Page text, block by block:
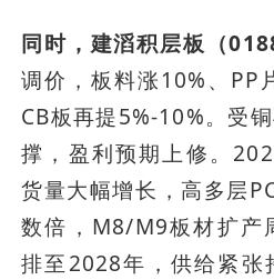
同时，建滔积层板（
调价，板料涨10%、PP
CB板再提5%-10%。受
撑，盈利预期上修。
货量大幅增长，高多层
数倍，M8/M9板材扩产
排至2028年，供给紧张